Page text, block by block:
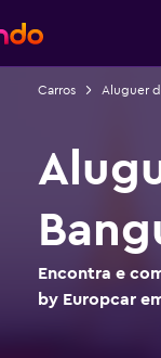
Carros Aluguer
Encontra e
by Europcar